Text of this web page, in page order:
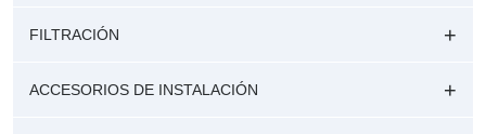
FILTRACIÓN
ACCESORIOS DE INSTALACIÓN